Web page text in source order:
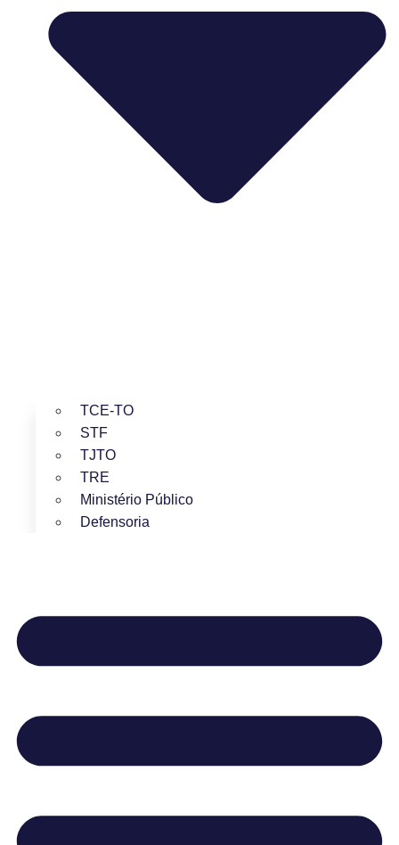
TCE-TO
STF
TJTO
TRE
Ministério Público
Defensoria